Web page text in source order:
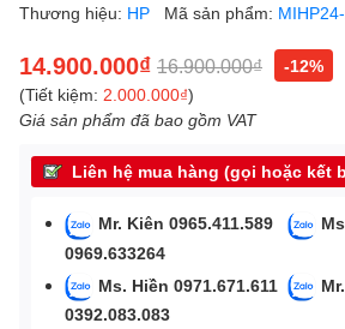
Thương hiệu: HP Mã sản phẩm:
14.900.000₫ 16.900.000₫
-12%
(Tiết kiệm: 2.000.000₫)
Giá sản phẩm đã bao gồm VAT
Liên hệ mua hàng (gọi hoặc kết
Mr. Kiên 0965.411.589
0969.633264
Ms. Hiền 0971.671.611
0392.083.083